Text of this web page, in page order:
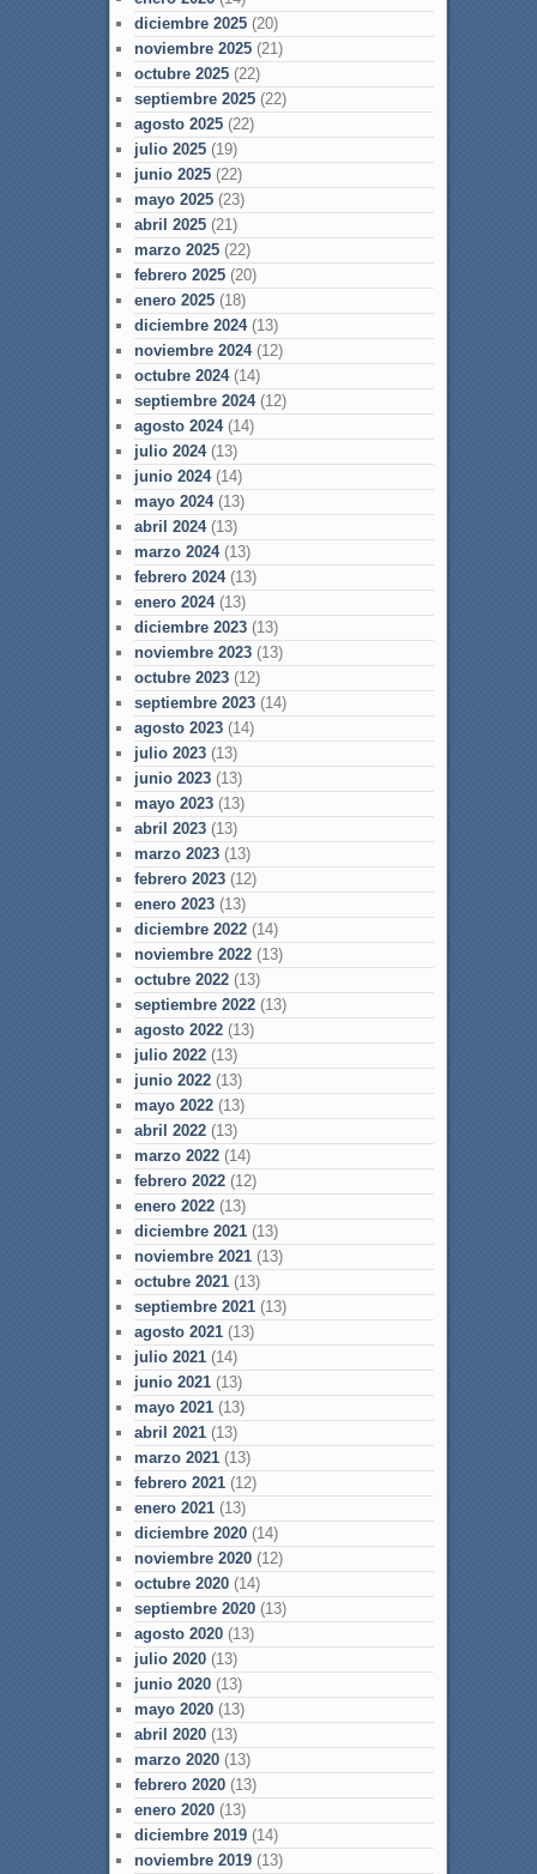
diciembre 2025(20)
noviembre 2025(21)
octubre 2025(22)
septiembre 2025(22)
agosto 2025(22)
julio 2025(19)
junio 2025(22)
mayo 2025(23)
abril 2025(21)
marzo 2025(22)
febrero 2025(20)
enero 2025(18)
diciembre 2024(13)
noviembre 2024(12)
octubre 2024(14)
septiembre 2024(12)
agosto 2024(14)
julio 2024(13)
junio 2024(14)
mayo 2024(13)
abril 2024(13)
marzo 2024(13)
febrero 2024(13)
enero 2024(13)
diciembre 2023(13)
noviembre 2023(13)
octubre 2023(12)
septiembre 2023(14)
agosto 2023(14)
julio 2023(13)
junio 2023(13)
mayo 2023(13)
abril 2023(13)
marzo 2023(13)
febrero 2023(12)
enero 2023(13)
diciembre 2022(14)
noviembre 2022(13)
octubre 2022(13)
septiembre 2022(13)
agosto 2022(13)
julio 2022(13)
junio 2022(13)
mayo 2022(13)
abril 2022(13)
marzo 2022(14)
febrero 2022(12)
enero 2022(13)
diciembre 2021(13)
noviembre 2021(13)
octubre 2021(13)
septiembre 2021(13)
agosto 2021(13)
julio 2021(14)
junio 2021(13)
mayo 2021(13)
abril 2021(13)
marzo 2021(13)
febrero 2021(12)
enero 2021(13)
diciembre 2020(14)
noviembre 2020(12)
octubre 2020(14)
septiembre 2020(13)
agosto 2020(13)
julio 2020(13)
junio 2020(13)
mayo 2020(13)
abril 2020(13)
marzo 2020(13)
febrero 2020(13)
enero 2020(13)
diciembre 2019(14)
noviembre 2019(13)